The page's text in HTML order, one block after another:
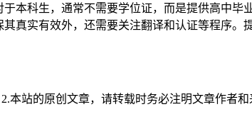
本科生，通常不需要学位证，而是提供高中
真实有效外，还需要关注翻译和认证等程序
本站的原创文章，请转载时务必注明文章作者